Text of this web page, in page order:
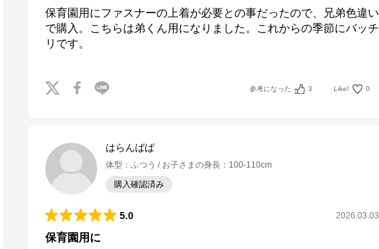
保育園用にファスナーの上着が必要との事だったので、兄弟色違い
で購入。こちらは弟くん用になりました。これからの季節にバッチ
リです。
参考になった 3 Like! 0
はらんばば
体型 ： ふつう お子さまの身長 ： 100-110cm
購入確認済み
5.0 2026.03.03
保育園用に